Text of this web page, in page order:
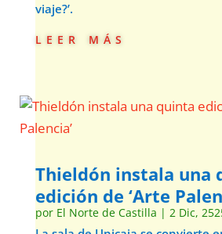
viaje?’.
leer más
Thieldón instala una
edición de ‘Arte
por El Norte de Castilla | 2 Dic,